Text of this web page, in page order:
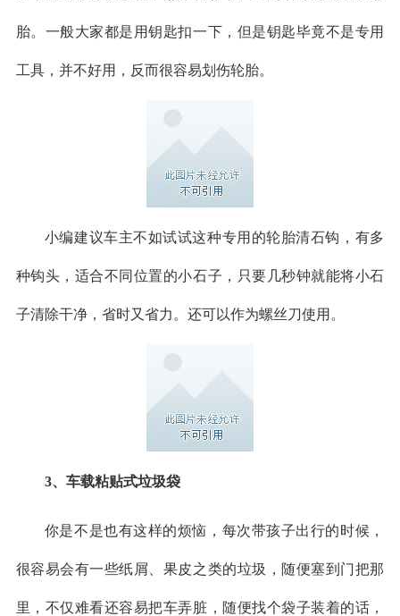
胎。一般大家都是用钥匙扣一下，但是钥匙毕竟不是专用
工具，并不好用，反而很容易划伤轮胎。
小编建议车主不如试试这种专用的轮胎清石钩，有多
种钩头，适合不同位置的小石子，只要几秒钟就能将小石
子清除干净，省时又省力。还可以作为螺丝刀使用。
3、车载粘贴式垃圾袋
你是不是也有这样的烦恼，每次带孩子出行的时候，
很容易会有一些纸屑、果皮之类的垃圾，随便塞到门把那
里，不仅难看还容易把车弄脏，随便找个袋子装着的话，